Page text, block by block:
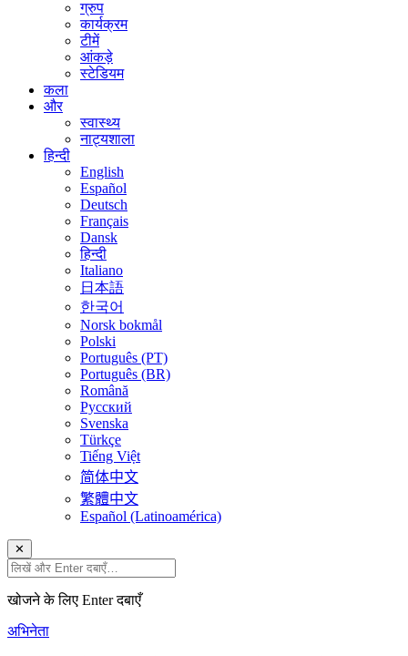
ग्रुप
कार्यक्रम
टीमें
आंकड़े
स्टेडियम
कला
और
स्वास्थ्य
नाट्यशाला
हिन्दी
English
Español
Deutsch
Français
Dansk
हिन्दी
Italiano
日本語
한국어
Norsk bokmål
Polski
Português (PT)
Português (BR)
Română
Русский
Svenska
Türkçe
Tiếng Việt
简体中文
繁體中文
Español (Latinoamérica)
✕
खोजने के लिए Enter दबाएँ
अभिनेता